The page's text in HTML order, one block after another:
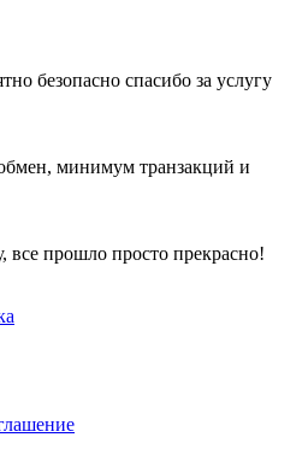
безопасно спасибо за услугу
минимум транзакций и
все прошло просто прекрасно!